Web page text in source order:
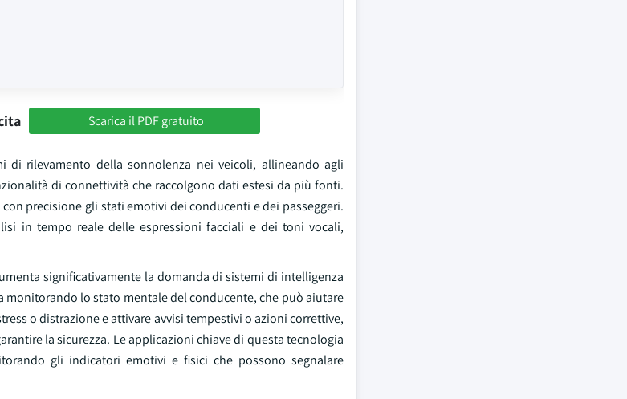
Scarica il PDF gratuito
di rilevamento della sonnolenza nei veicoli, allineando agli
di connettività che raccolgono dati estesi da più fonti.
precisione gli stati emotivi dei conducenti e dei passeggeri.
in tempo reale delle espressioni facciali e dei toni vocali,
significativamente la domanda di sistemi di intelligenza
lo stato mentale del conducente, che può aiutare
o distrazione e attivare avvisi tempestivi o azioni correttive,
la sicurezza. Le applicazioni chiave di questa tecnologia
gli indicatori emotivi e fisici che possono segnalare